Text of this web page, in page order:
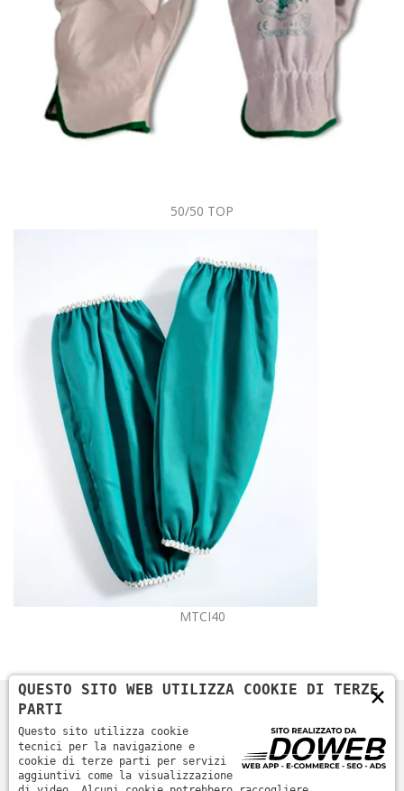
50/50 TOP
MTCI40
×
QUESTO SITO WEB UTILIZZA COOKIE DI TERZE
PARTI
Questo sito utilizza cookie
tecnici per la navigazione e
cookie di terze parti per servizi
aggiuntivi come la visualizzazione